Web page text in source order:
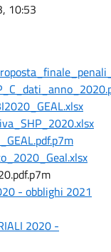
10:53
- obblighi 2021
2020 -